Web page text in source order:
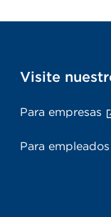
Visite
Para empresas
Para